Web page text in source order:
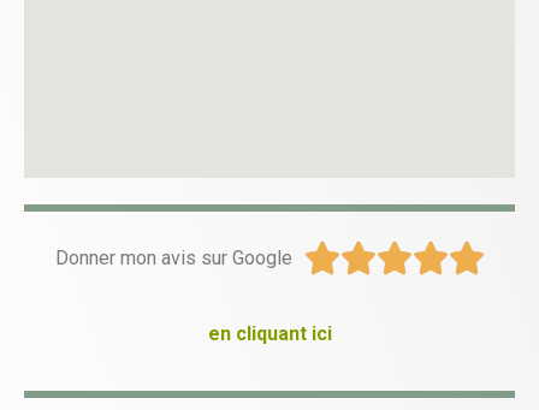
Donner mon avis sur Google 
en cliquant ici